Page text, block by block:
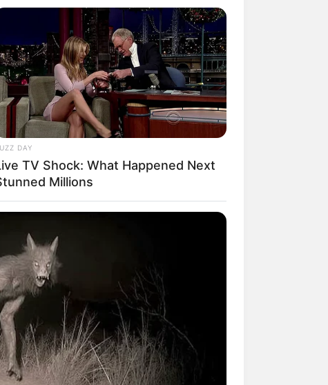
Serem! 9 Chat Ojek Online &
Merinding
Bikin Ngakak, 10 Potret
Cosplay Murah Pakai Bahan
Seadanya
DAY
TV Shock: What Happened Next
Millions